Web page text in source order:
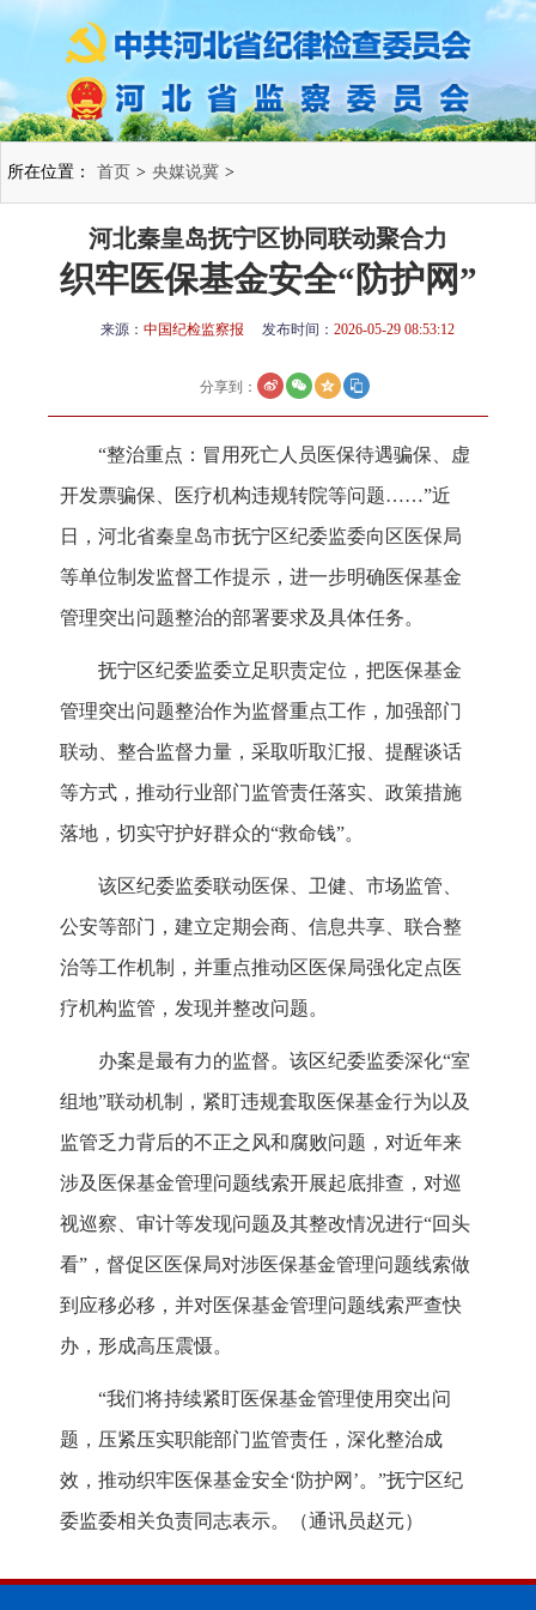
所在位置： 首页 > 央媒说冀 >
河北秦皇岛抚宁区协同联动聚合力
织牢医保基金安全“防护网”
来源： 中国纪检监察报 发布时间： 2026-05-29 08:53:12
分享到：
“整治重点：冒用死亡人员医保待遇骗保、虚
开发票骗保、医疗机构违规转院等问题……”近
日，河北省秦皇岛市抚宁区纪委监委向区医保局
等单位制发监督工作提示，进一步明确医保基金
管理突出问题整治的部署要求及具体任务。
抚宁区纪委监委立足职责定位，把医保基金
管理突出问题整治作为监督重点工作，加强部门
联动、整合监督力量，采取听取汇报、提醒谈话
等方式，推动行业部门监管责任落实、政策措施
落地，切实守护好群众的“救命钱”。
该区纪委监委联动医保、卫健、市场监管、
公安等部门，建立定期会商、信息共享、联合整
治等工作机制，并重点推动区医保局强化定点医
疗机构监管，发现并整改问题。
办案是最有力的监督。该区纪委监委深化“室
组地”联动机制，紧盯违规套取医保基金行为以及
监管乏力背后的不正之风和腐败问题，对近年来
涉及医保基金管理问题线索开展起底排查，对巡
视巡察、审计等发现问题及其整改情况进行“回头
看”，督促区医保局对涉医保基金管理问题线索做
到应移必移，并对医保基金管理问题线索严查快
办，形成高压震慑。
“我们将持续紧盯医保基金管理使用突出问
题，压紧压实职能部门监管责任，深化整治成
效，推动织牢医保基金安全‘防护网’。”抚宁区纪
委监委相关负责同志表示。
（通讯员赵元）